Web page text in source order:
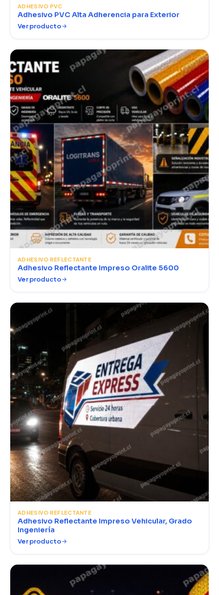
ADHESIVO PVC
Adhesivo PVC Alta Adherencia para Exterior
Ver producto
ADHESIVO REFLECTANTE
Adhesivo Reflectante Impreso Oralite 5600
Ver producto
ADHESIVO REFLECTANTE
Adhesivo Reflectante Impreso Vehicular, Grado
Ingeniería
Ver producto